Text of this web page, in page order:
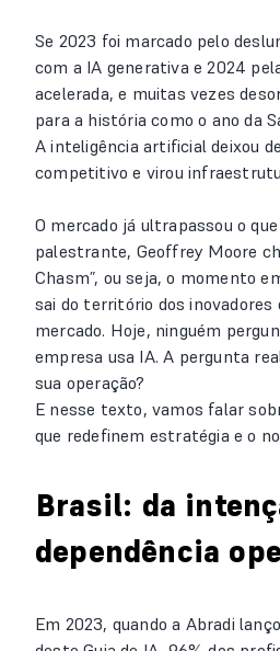
Se 2023 foi marcado pelo
com a IA generativa e 2024
acelerada, e muitas vezes
para a história como o ano da
A inteligência artificial deixou
competitivo e virou
O mercado já ultrapassou o
palestrante, Geoffrey Moore
Chasm”, ou seja, o momento
sai do território dos inovadores
mercado. Hoje, ninguém
empresa usa IA. A pergunta
sua operação?
E nesse texto, vamos falar
que redefinem estratégia e o
Brasil: da
dependência
Em 2023, quando a Abradi